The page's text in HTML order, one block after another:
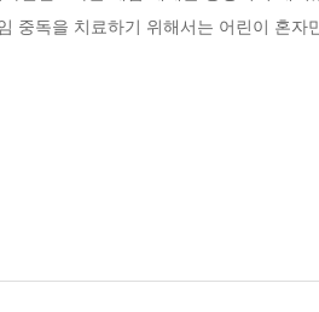
중독을 치료하기 위해서는 어린이 혼